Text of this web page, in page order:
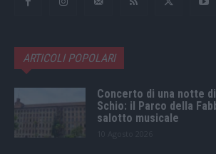
ARTICOLI POPOLARI
Concerto di una notte
Schio: il Parco della
salotto musicale